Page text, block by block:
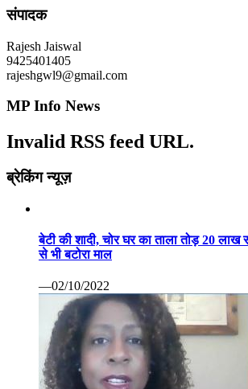
संपादक
Rajesh Jaiswal
9425401405
rajeshgwl9@gmail.com
MP Info News
Invalid RSS feed URL.
ब्रेकिंग न्यूज़
बेटी की शादी, चोर घर का ताला तोड़ 20
से भी बटोरा माल
—02/10/2022